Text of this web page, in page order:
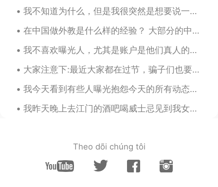
这就是最起码得尊重
人。
四年后，我的生活方式更像一个中国
人。
、电影、音乐等成为日常
国的文化、 思维方式和 艺术 念逐渐渗
透到我的生活中。
我不知道为什么，但是我很突然是想要说一下我对学习语言的理论。不管别人说什么，最好的学习弟二种语言的方式就是讨论你感兴趣的东西。一个劲在填写空间，做作业，学习语法的话就会觉得好无聊，没有动力坚持下...
在中国做外教是什么样的经验？ 大部分的中国的外国人是从英语教育开始。中国人对学习英语很认真，都趁着学习英语的机会（这就是在HT上中国用户比英语母语者多十倍的原因）。 在中国，英语老师的名气不太...
我不喜欢曝光人，尤其是账户是他们真人的话，但我每一次看一个人在别人的动态下写"I can teach you English"我有一些疑问。他们是想要还是误导人? 他们是不是想要找下一个受害者？...
大家注意下:最近大家都在过节，骗子们也要过节，所以过来组团骗人。除了之前的死老婆、帮你理财、注册网站、机场需要钱打出租外，他们开始装好人，使用新骗术。他们开始装教语言的，帮你改句子，来吸引你聊天...
我今天看到有些人曝光抱怨今天的所有动态都是跟70周年相关的，甚至说刷屏了。 你们真的对你们国家特别骄傲，有这么多进步，发明，从贫穷的国家变成丰富的。你们不要管不懂中国人为啥这么骄傲的外国人。不懂...
我昨天晚上去江门的酒吧喝威士忌见到我女朋友的好朋友(现在也是我的好朋友!) 我去柜台点威士忌才发现他们的选择很丰富，选择困难症又饶了。我问调酒师他的建议是啥(我喜欢酷一点的)，然后旁边的人是说,...
Theo dõi chúng tôi